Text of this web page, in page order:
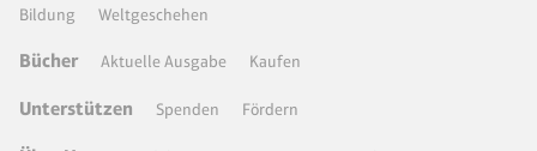
Bildung
Weltgeschehen
Bücher Aktuelle Ausgabe Kaufen
Unterstützen Spenden Fördern